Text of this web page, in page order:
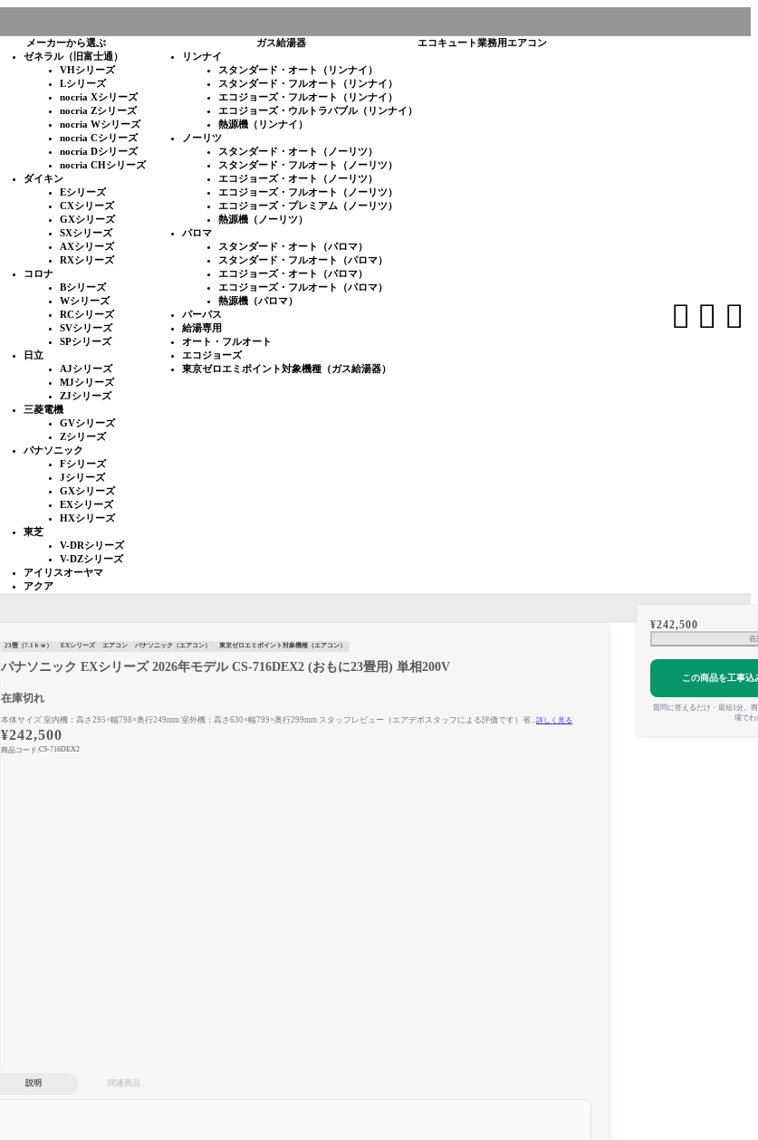
メーカーから選ぶ
ゼネラル（旧富士通）
VHシリーズ
Lシリーズ
nocria Xシリーズ
nocria Zシリーズ
nocria Wシリーズ
nocria Cシリーズ
nocria Dシリーズ
nocria CHシリーズ
ダイキン
Eシリーズ
CXシリーズ
GXシリーズ
SXシリーズ
AXシリーズ
RXシリーズ
コロナ
Bシリーズ
Wシリーズ
RCシリーズ
SVシリーズ
SPシリーズ
日立
AJシリーズ
MJシリーズ
ZJシリーズ
三菱電機
GVシリーズ
Zシリーズ
パナソニック
Fシリーズ
Jシリーズ
GXシリーズ
EXシリーズ
HXシリーズ
東芝
V-DRシリーズ
V-DZシリーズ
アイリスオーヤマ
アクア
ガス給湯器
リンナイ
スタンダード・オート（リンナイ）
スタンダード・フルオート（リンナイ）
エコジョーズ・フルオート（リンナイ）
エコジョーズ・ウルトラバブル（リンナイ）
熱源機（リンナイ）
ノーリツ
スタンダード・オート（ノーリツ）
スタンダード・フルオート（ノーリツ）
エコジョーズ・オート（ノーリツ）
エコジョーズ・フルオート（ノーリツ）
エコジョーズ・プレミアム（ノーリツ）
熱源機（ノーリツ）
パロマ
スタンダード・オート（パロマ）
スタンダード・フルオート（パロマ）
エコジョーズ・オート（パロマ）
エコジョーズ・フルオート（パロマ）
熱源機（パロマ）
パーパス
給湯専用
オート・フルオート
エコジョーズ
東京ゼロエミポイント対象機種（ガス給湯器）
エコキュート業務用エアコン
  
23畳（7.1ｋｗ） EXシリーズ エアコン パナソニック（エアコン） 東京ゼロエミポイント対象機種（エアコン）
パナソニック EXシリーズ 2026年モデル CS-716DEX2 (おもに23畳用) 単相200V
在庫切れ
本体サイズ 室内機：高さ295×幅798×奥行249mm 室外機：高さ630×幅799×奥行299mm スタッフレビュー（エアデポスタッフによる評価です）省... 詳しく見る
¥242,500
商品コード:CS-716DEX2
¥242,500
在
この商品を工事込
質問に答えるだけ・最短1分。
場でわ
説明 関連商品